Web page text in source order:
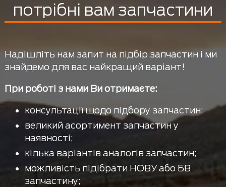
потрібні вам запчастини
Надішліть нам запит на підбір запчастин і ми
знайдемо для вас найкращий варіант!
При роботі з нами Ви отримаєте:
консультації щодо підбору запчастин;
великий асортимент запчастин у
наявності;
кілька варіантів аналогів запчастин;
можливість підібрати НОВУ або БВ
запчастину;